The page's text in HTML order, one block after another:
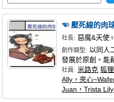
攤位轉讓區
會員功能選單
會員中心
註冊會員
登入
☜ 壓死線的肉
社長: 惡魔&天使
創作類型: 以同人
發展於原創。能
社員: 米路克 狐狸
Ally，夾心
Juan，Trista